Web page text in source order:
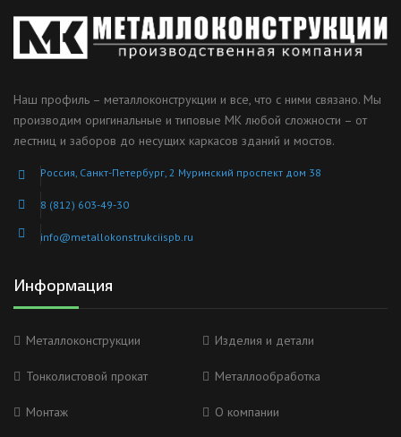
Наш профиль – металлоконструкции и все, что с ними связано. Мы
производим оригинальные и типовые МК любой сложности – от
лестниц и заборов до несущих каркасов зданий и мостов.
Россия, Санкт-Петербург, 2 Муринский проспект дом 38
8 (812) 603-49-30
info@metallokonstrukciispb.ru
Информация
Металлоконструкции Изделия и детали
Тонколистовой прокат Металлообработка
Монтаж О компании